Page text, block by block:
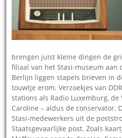
brengen juist kleine dingen de
filiaal van het Stasi-museum aan
Berlijn liggen stapels brieven in
touwtje erom. Verzoekjes van
stations als Radio Luxemburg,
Caroline – aldus de conservator.
Stasi-medewerkers uit de
Staatsgevaarlijke post. Zoals